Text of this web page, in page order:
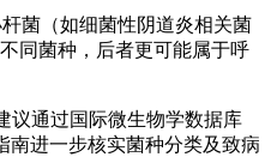
菌（如细菌性阴道炎相关菌
同菌种，后者更可能属于呼
议通过国际微生物学数据库
南进一步核实菌种分类及致病